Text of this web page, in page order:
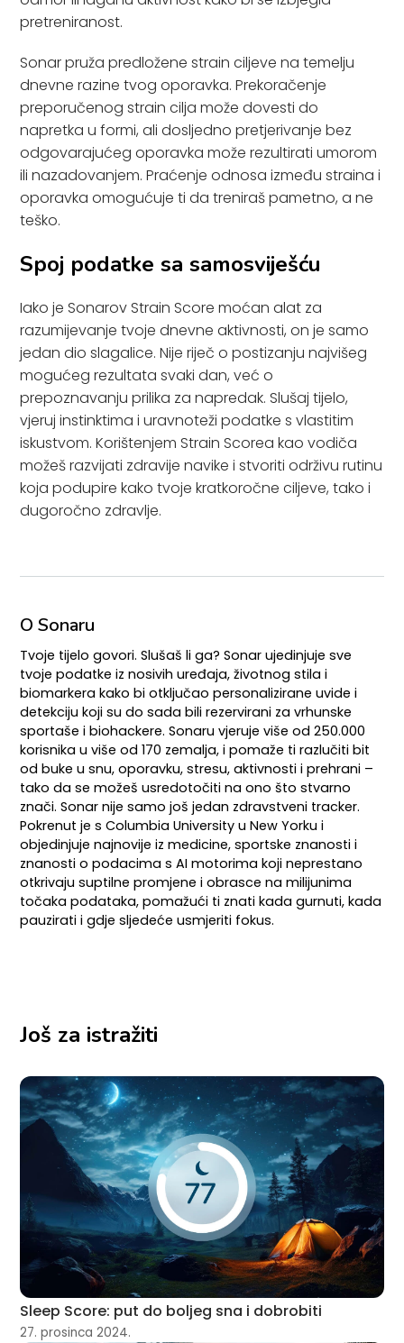
pretreniranost.
Sonar pruža predložene strain ciljeve na temelju
dnevne razine tvog oporavka. Prekoračenje
preporučenog strain cilja može dovesti do
napretka u formi, ali dosljedno pretjerivanje bez
odgovarajućeg oporavka može rezultirati umorom
ili nazadovanjem. Praćenje odnosa između straina i
oporavka omogućuje ti da treniraš pametno, a ne
teško.
Spoj podatke sa samosviješću
Iako je Sonarov Strain Score moćan alat za
razumijevanje tvoje dnevne aktivnosti, on je samo
jedan dio slagalice. Nije riječ o postizanju najvišeg
mogućeg rezultata svaki dan, već o
prepoznavanju prilika za napredak. Slušaj tijelo,
vjeruj instinktima i uravnoteži podatke s vlastitim
iskustvom. Korištenjem Strain Scorea kao vodiča
možeš razvijati zdravije navike i stvoriti održivu rutinu
koja podupire kako tvoje kratkoročne ciljeve, tako i
dugoročno zdravlje.
O Sonaru
Tvoje tijelo govori. Slušaš li ga? Sonar ujedinjuje sve
tvoje podatke iz nosivih uređaja, životnog stila i
biomarkera kako bi otključao personalizirane uvide i
detekciju koji su do sada bili rezervirani za vrhunske
sportaše i biohackere. Sonaru vjeruje više od 250.000
korisnika u više od 170 zemalja, i pomaže ti razlučiti bit
od buke u snu, oporavku, stresu, aktivnosti i prehrani –
tako da se možeš usredotočiti na ono što stvarno
znači. Sonar nije samo još jedan zdravstveni tracker.
Pokrenut je s Columbia University u New Yorku i
objedinjuje najnovije iz medicine, sportske znanosti i
znanosti o podacima s AI motorima koji neprestano
otkrivaju suptilne promjene i obrasce na milijunima
točaka podataka, pomažući ti znati kada gurnuti, kada
pauzirati i gdje sljedeće usmjeriti fokus.
Još za istražiti
Sleep Score: put do boljeg sna i dobrobiti
27. prosinca 2024.